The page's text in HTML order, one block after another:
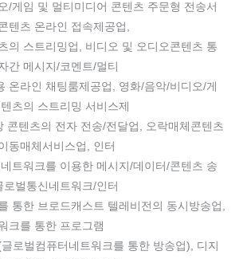
/게임 및 멀티미디어 콘텐츠 주문형 전송서
텐츠 온라인 접속제공업,
의 스트리밍업, 비디오 및 오디오콘텐츠 통
간 메시지/코멘트/멀티
온라인 채팅룸제공업, 영화/음악/비디오/게
츠의 스트리밍 서비스제
콘텐츠의 전자 전송/전달업, 오락매체콘텐츠
동매체서비스업, 인터
트워크를 이용한 메시지/데이터/콘텐츠 송
벌통신네트워크/인터
통한 브로드캐스트 텔레비전의 동시방송업,
크를 통한 프로그램
로벌컴퓨터네트워크를 통한 방송업), 디지